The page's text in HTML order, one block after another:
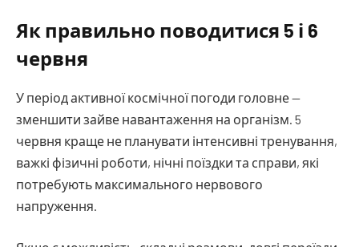
Як правильно поводитися 5 і 6
червня
У період активної космічної погоди головне —
зменшити зайве навантаження на організм. 5
червня краще не планувати інтенсивні тренування,
важкі фізичні роботи, нічні поїздки та справи, які
потребують максимального нервового
напруження.